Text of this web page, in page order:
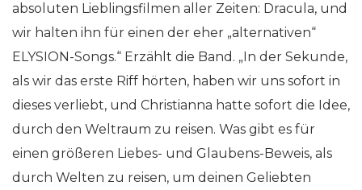
absoluten Lieblingsfilmen aller Zeiten: Dracula, und
wir halten ihn für einen der eher „alternativen“
ELYSION-Songs.“ Erzählt die Band. „In der Sekunde,
als wir das erste Riff hörten, haben wir uns sofort in
dieses verliebt, und Christianna hatte sofort die Idee,
durch den Weltraum zu reisen. Was gibt es für
einen größeren Liebes- und Glaubens-Beweis, als
durch Welten zu reisen, um deinen Geliebten